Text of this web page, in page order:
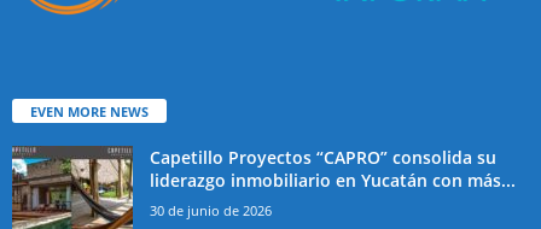
EVEN MORE NEWS
Capetillo Proyectos “CAPRO” consolida su
liderazgo inmobiliario en Yucatán con más...
30 de junio de 2026